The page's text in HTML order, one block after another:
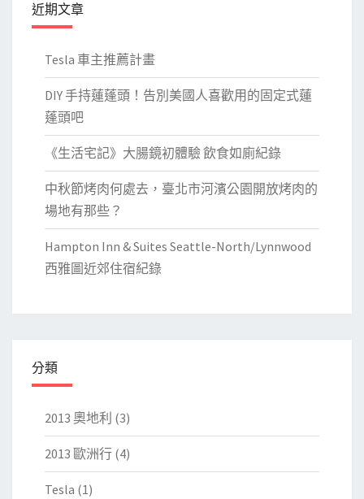
近期文章
Tesla 車主推薦計畫
DIY 手持蓮蓬頭！告別美國人喜歡用的固定式蓮
蓬頭吧
《生活宅記》大腸鏡初體驗 飲食如廁紀錄
中秋節烤肉何處去，臺北市河濱公園開放烤肉的
場地有那些？
Hampton Inn & Suites Seattle-North/Lynnwood
西雅圖近郊住宿紀錄
分類
2013 奧地利 (3)
2013 歐洲行 (4)
Tesla (1)